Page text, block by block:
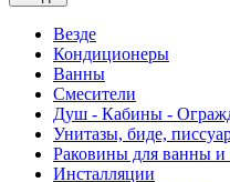
Везде
Кондиционеры
Ванны
Смесители
Душ - Кабины -
Унитазы, биде,
Раковины для ванны
Инсталляции